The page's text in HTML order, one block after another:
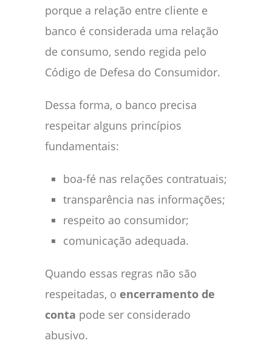
porque a relação entre cliente e
banco é considerada uma relação
de consumo, sendo regida pelo
Código de Defesa do Consumidor.
Dessa forma, o banco precisa
respeitar alguns princípios
fundamentais:
boa-fé nas relações contratuais;
transparência nas informações;
respeito ao consumidor;
comunicação adequada.
Quando essas regras não são
respeitadas, o encerramento de
conta pode ser considerado
abusivo.